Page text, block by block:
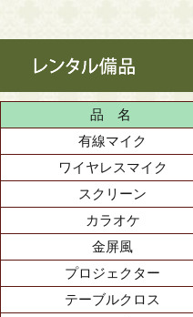
品 名
有線マイク
ワイヤレスマイク
スクリーン
カラオケ
金屏風
プロジェクター
テーブルクロス